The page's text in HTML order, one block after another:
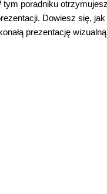
poradniku
Dowiesz się,
prezentację